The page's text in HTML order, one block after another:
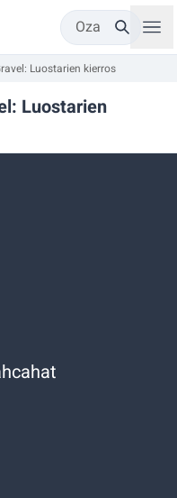
Oza
Luostarien kierros
Luostarien